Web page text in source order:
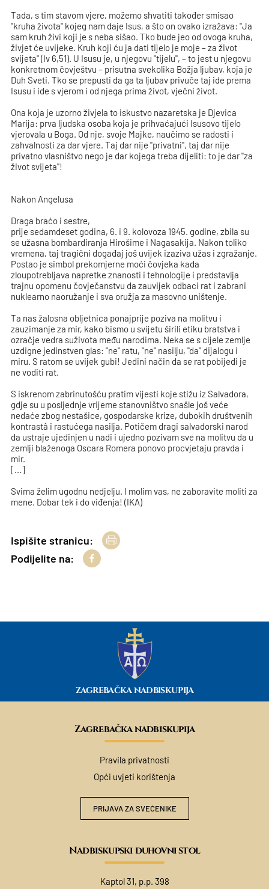
Tada, s tim stavom vjere, možemo shvatiti također smisao
"kruha života" kojeg nam daje Isus, a što on ovako izražava: "Ja
sam kruh živi koji je s neba sišao. Tko bude jeo od ovoga kruha,
živjet će uvijeke. Kruh koji ću ja dati tijelo je moje – za život
svijeta" (Iv 6,51). U Isusu je, u njegovu "tijelu", – to jest u njegovu
konkretnom čovještvu – prisutna svekolika Božja ljubav, koja je
Duh Sveti. Tko se prepusti da ga ta ljubav privuče taj ide prema
Isusu i ide s vjerom i od njega prima život, vječni život.
Ona koja je uzorno živjela to iskustvo nazaretska je Djevica
Marija: prva ljudska osoba koja je prihvaćajući Isusovo tijelo
vjerovala u Boga. Od nje, svoje Majke, naučimo se radosti i
zahvalnosti za dar vjere. Taj dar nije "privatni", taj dar nije
privatno vlasništvo nego je dar kojega treba dijeliti: to je dar "za
život svijeta"!
Nakon Angelusa
Draga braćo i sestre,
prije sedamdeset godina, 6. i 9. kolovoza 1945. godine, zbila su
se užasna bombardiranja Hirošime i Nagasakija. Nakon toliko
vremena, taj tragični događaj još uvijek izaziva užas i zgražanje.
Postao je simbol prekomjerne moći čovjeka kada
zloupotrebljava napretke znanosti i tehnologije i predstavlja
trajnu opomenu čovječanstvu da zauvijek odbaci rat i zabrani
nuklearno naoružanje i sva oružja za masovno uništenje.
Ta nas žalosna obljetnica ponajprije poziva na molitvu i
zauzimanje za mir, kako bismo u svijetu širili etiku bratstva i
ozračje vedra suživota među narodima. Neka se s cijele zemlje
uzdigne jedinstven glas: "ne" ratu, "ne" nasilju, "da" dijalogu i
miru. S ratom se uvijek gubi! Jedini način da se rat pobijedi je
ne voditi rat.
S iskrenom zabrinutošću pratim vijesti koje stižu iz Salvadora,
gdje su u posljednje vrijeme stanovništvo snašle još veće
nedaće zbog nestašice, gospodarske krize, dubokih društvenih
kontrastâ i rastućega nasilja. Potičem dragi salvadorski narod
da ustraje ujedinjen u nadi i ujedno pozivam sve na molitvu da u
zemlji blaženoga Oscara Romera ponovo procvjetaju pravda i
mir.
[...]
Svima želim ugodnu nedjelju. I molim vas, ne zaboravite moliti za
mene. Dobar tek i do viđenja! (IKA)
Ispišite stranicu:
Podijelite na:
ZAGREBAČKA NADBISKUPIJA
Zagrebačka nadbiskupija
Pravila privatnosti
Opći uvjeti korištenja
PRIJAVA ZA SVEĆENIKE
Nadbiskupski duhovni stol
Kaptol 31, p.p. 398